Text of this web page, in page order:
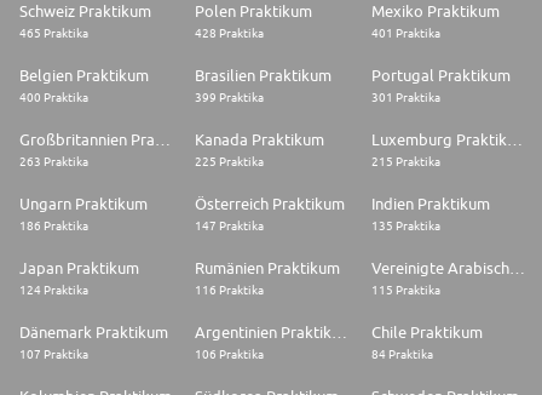
Schweiz Praktikum
465 Praktika
Polen Praktikum
428 Praktika
Mexiko Praktikum
401 Praktika
Belgien Praktikum
400 Praktika
Brasilien Praktikum
399 Praktika
Portugal Praktikum
301 Praktika
263 Praktika
Kanada Praktikum
225 Praktika 215 Praktika
Ungarn Praktikum
186 Praktika
Österreich Praktikum
147 Praktika
Indien Praktikum
135 Praktika
Japan Praktikum
124 Praktika
Rumänien Praktikum
116 Praktika
Vereinigte Arabische Emirate Praktikum
115 Praktika
Dänemark Praktikum
107 Praktika 106 Praktika
Chile Praktikum
84 Praktika